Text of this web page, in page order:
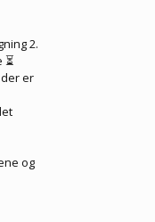
2.
er
og